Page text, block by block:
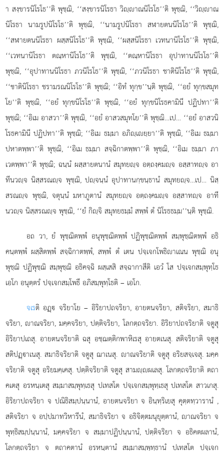
า สงฺขารนิโรโธ’’ติ พุชฺฌิ, ‘‘สงฺขารนิโรธา วิฺาณนิโรโธ’’ติ พุชฺฌิ, ‘‘วิฺาณ
นิโรธา นามรูปนิโรโธ’’ติ พุชฺฌิ, ‘‘นามรูปนิโรธา สฬายตนนิโรโธ’’ติ พุชฺฌิ,
‘‘สฬายตนนิโรธา ผสฺสนิโรโธ’’ติ พุชฺฌิ, ‘‘ผสฺสนิโรธา เวทนานิโรโธ’’ติ พุชฺฌิ,
‘‘เวทนานิโรธา ตณฺหานิโรโธ’’ติ พุชฺฌิ, ‘‘ตณฺหานิโรธา อุปาทานนิโรโธ’’ติ
พุชฺฌิ, ‘‘อุปาทานนิโรธา ภวนิโรโธ’’ติ พุชฺฌิ, ‘‘ภวนิโรธา ชาตินิโรโธ’’ติ พุชฺฌิ,
‘‘ชาตินิโรธา ชรามรณนิโรโธ’’ติ พุชฺฌิ; ‘‘อิทํ ทุกฺข’’นฺติ พุชฺฌิ, ‘‘อยํ ทุกฺขสมุท
โย’’ติ พุชฺฌิ, ‘‘อยํ ทุกฺขนิโรโธ’’ติ พุชฺฌิ, ‘‘อยํ ทุกฺขนิโรธคามินี ปฏิปทา’’ติ
พุชฺฌิ; ‘‘อิเม อาสวา’’ติ พุชฺฌิ, ‘‘อยํ อาสวสมุทโย’’ติ พุชฺฌิ…เป… ‘‘อยํ อาสวนิ
โรธคามินี ปฏิปทา’’ติ พุชฺฌิ; ‘‘อิเม ธมฺมา อภิฺเยฺยา’’ติ พุชฺฌิ, ‘‘อิเม ธมฺมา
ปหาตพฺพา’’ติ พุชฺฌิ, ‘‘อิเม ธมฺมา สจฺฉิกาตพฺพา’’ติ พุชฺฌิ, ‘‘อิเม ธมฺมา ภา
เวตพฺพา’’ติ พุชฺฌิ; ฉนฺนํ ผสฺสายตนานํ สมุทยฺจ อตฺถงฺคมฺจ อสฺสาทฺจ อา
ทีนวฺจ นิสฺสรณฺจ พุชฺฌิ, ปฺจนฺนํ อุปาทานกฺขนฺธานํ สมุทยฺจ…เป… นิสฺ
สรณฺจ พุชฺฌิ, จตุนฺนํ มหาภูตานํ สมุทยฺจ อตฺถงฺคมฺจ อสฺสาทฺจ อาที
นวฺจ นิสฺสรณฺจ พุชฺฌิ, ‘‘ยํ กิฺจิ สมุทยธมฺมํ สพฺพํ ตํ นิโรธธมฺม’’นฺติ พุชฺฌิ.
อถ วา, ยํ พุชฺฌิตพฺพํ อนุพุชฺฌิตพฺพํ ปฏิพุชฺฌิตพฺพํ สมฺพุชฺฌิตพฺพํ อธิ
คนฺตพฺพํ ผสฺสิตพฺพํ สจฺฉิกาตพฺพํ, สพฺพํ ตํ เตน ปจฺเจกโพธิาเณน พุชฺฌิ อนุ
พุชฺฌิ ปฏิพุชฺฌิ สมฺพุชฺฌิ อธิคจฺฉิ ผสฺเสสิ สจฺฉากาสีติ เอวํ โส ปจฺเจกสมฺพุทฺโธ
เอโก อนุตฺตรํ ปจฺเจกสมฺโพธึ อภิสมฺพุทฺโธติ – เอโก.
จเรติ อฏฺ จริยาโย – อิริยาปถจริยา, อายตนจริยา, สติจริยา, สมาธิ
จริยา, าณจริยา, มคฺคจริยา, ปตฺติจริยา, โลกตฺถจริยา. อิริยาปถจริยาติ จตูสุ
อิริยาปเถสุ. อายตนจริยาติ ฉสุ อชฺฌตฺติกพาหิเรสุ อายตเนสุ. สติจริยาติ จตูสุ
สติปฏฺาเนสุ. สมาธิจริยาติ จตูสุ ฌาเนสุ. าณจริยาติ จตูสุ อริยสจฺเจสุ. มคฺค
จริยาติ จตูสุ อริยมคฺเคสุ. ปตฺติจริยาติ จตูสุ สามฺผเลสุ. โลกตฺถจริยาติ ตถา
คเตสุ อรหนฺเตสุ สมฺมาสมฺพุทฺเธสุ ปเทสโต ปจฺเจกสมฺพุทฺเธสุ ปเทสโต สาวเกสุ.
อิริยาปถจริยา จ ปณิธิสมฺปนฺนานํ, อายตนจริยา จ อินฺทฺริเยสุ คุตฺตทฺวารานํ ,
สติจริยา จ อปฺปมาทวิหารีนํ, สมาธิจริยา จ อธิจิตฺตมนุยุตฺตานํ, าณจริยา จ
พุทฺธิสมฺปนฺนานํ, มคฺคจริยา จ สมฺมาปฏิปนฺนานํ, ปตฺติจริยา จ อธิคตผลานํ,
โลกตฺถจริยา จ ตถาคตานํ อรหนฺตานํ สมฺมาสมฺพุทฺธานํ ปเทสโต ปจฺเจก